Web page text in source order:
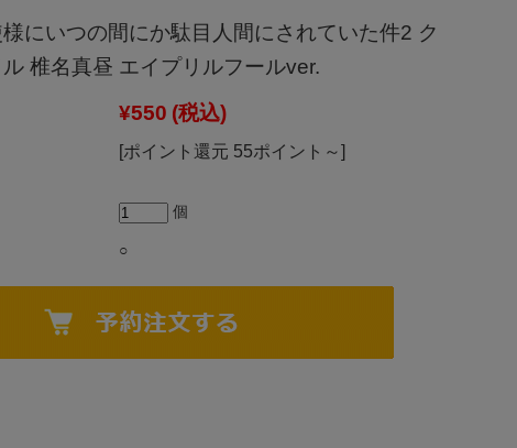
にいつの間にか駄目人間にされていた件2 ク
椎名真昼 エイプリルフールver.
¥550 (税込)
[ポイント還元 55ポイント～]
個
○